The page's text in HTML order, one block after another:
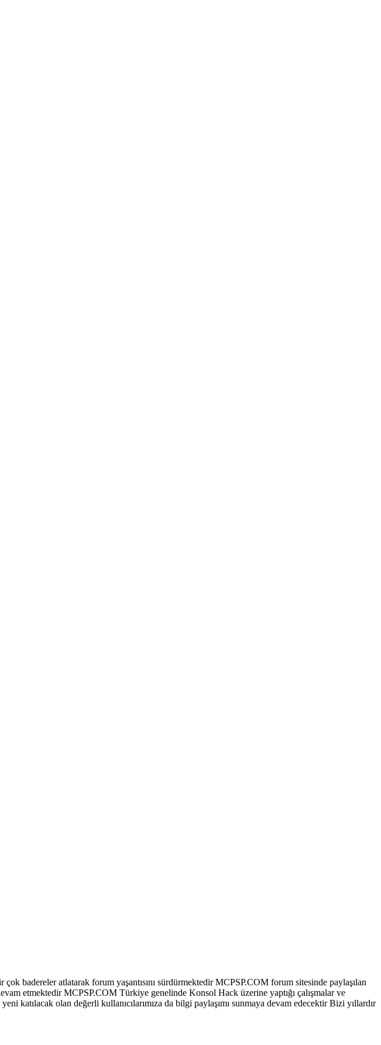
badereler atlatarak forum yaşantısını sürdürmektedir MCPSP.COM forum sitesinde paylaşılan
etmektedir MCPSP.COM Türkiye genelinde Konsol Hack üzerine yaptığı çalışmalar ve
katılacak olan değerli kullanıcılarımıza da bilgi paylaşımı sunmaya devam edecektir Bizi yıllardır